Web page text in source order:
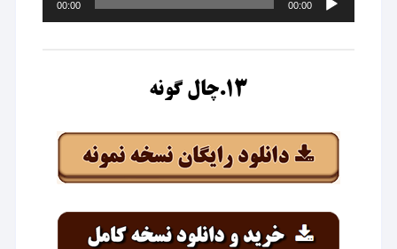
صوت
00:00
00:00
۱۳.چال گونه